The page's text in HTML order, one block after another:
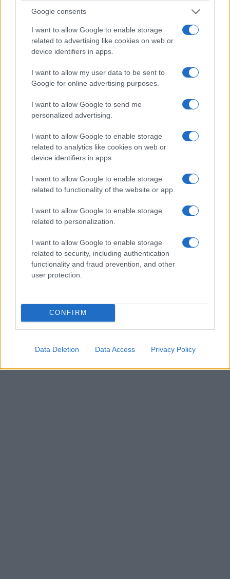
Google consents
I want to allow Google to enable storage
related to advertising like cookies on web or
device identifiers in apps.
I want to allow my user data to be sent to
Google for online advertising purposes.
I want to allow Google to send me
personalized advertising.
I want to allow Google to enable storage
related to analytics like cookies on web or
device identifiers in apps.
I want to allow Google to enable storage
related to functionality of the website or app.
I want to allow Google to enable storage
related to personalization.
I want to allow Google to enable storage
related to security, including authentication
functionality and fraud prevention, and other
user protection.
CONFIRM
Data Deletion Data Access Privacy Policy